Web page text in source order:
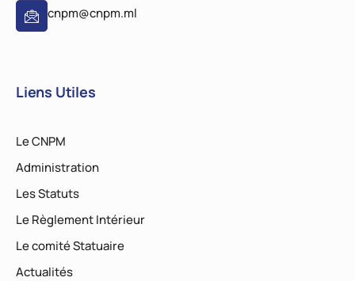
cnpm@cnpm.ml
Liens Utiles
Le CNPM
Administration
Les Statuts
Le Règlement Intérieur
Le comité Statuaire
Actualités